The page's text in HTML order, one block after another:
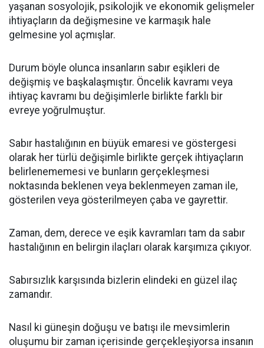
yaşanan sosyolojik, psikolojik ve ekonomik gelişmeler
ihtiyaçların da değişmesine ve karmaşık hale
gelmesine yol açmışlar.
Durum böyle olunca insanların sabır eşikleri de
değişmiş ve başkalaşmıştır. Öncelik kavramı veya
ihtiyaç kavramı bu değişimlerle birlikte farklı bir
evreye yoğrulmuştur.
Sabır hastalığının en büyük emaresi ve göstergesi
olarak her türlü değişimle birlikte gerçek ihtiyaçların
belirlenememesi ve bunların gerçekleşmesi
noktasında beklenen veya beklenmeyen zaman ile,
gösterilen veya gösterilmeyen çaba ve gayrettir.
Zaman, dem, derece ve eşik kavramları tam da sabır
hastalığının en belirgin ilaçları olarak karşımıza çıkıyor.
Sabırsızlık karşısında bizlerin elindeki en güzel ilaç
zamandır.
Nasıl ki güneşin doğuşu ve batışı ile mevsimlerin
oluşumu bir zaman içerisinde gerçekleşiyorsa insanın